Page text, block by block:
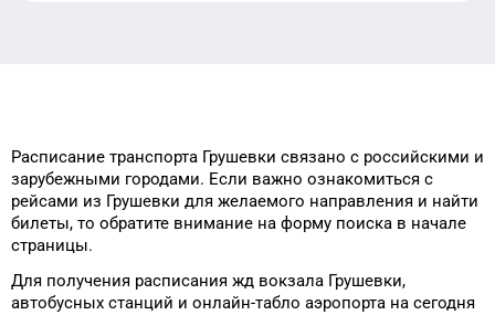
Расписание транспорта Грушевки связано с российскими и
зарубежными городами. Если важно ознакомиться с
рейсами из Грушевки для желаемого направления и найти
билеты, то обратите внимание на форму поиска в начале
страницы.
Для получения расписания жд вокзала Грушевки,
автобусных станций и онлайн-табло аэропорта на сегодня